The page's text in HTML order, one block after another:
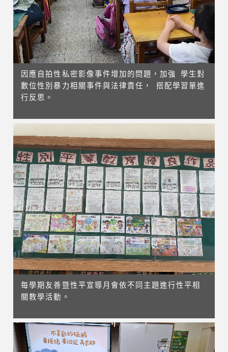
因應自拍性私密影像事件增加的問題，加強 學生對
數位性別暴力相關事件與法律責任， 搭配學習單進
行反思。
每學期友善暨性平宣導月會依不同主題進行性平相
關教學活動。